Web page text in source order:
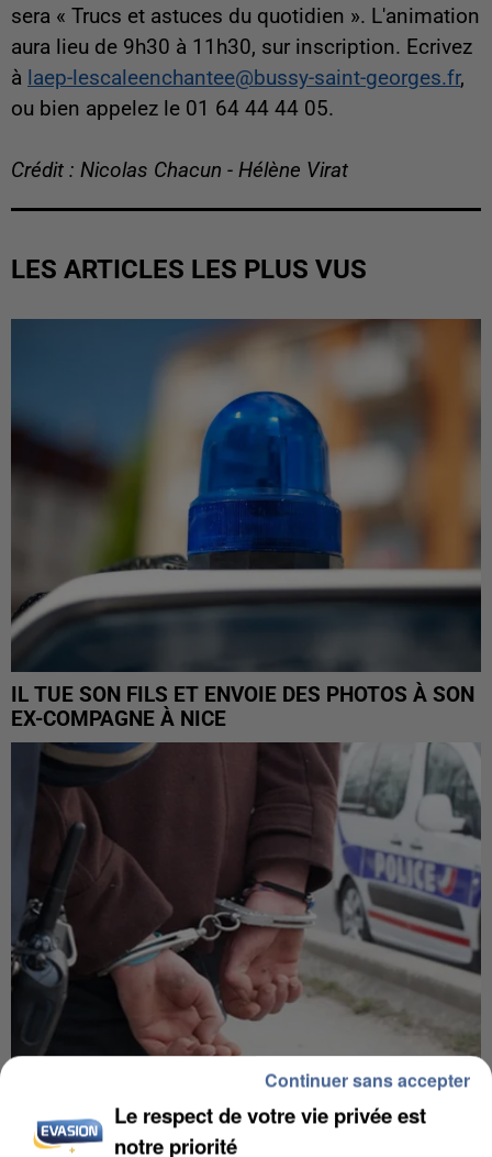
sera « Trucs et astuces du quotidien ». L'animation
aura lieu de 9h30 à 11h30, sur inscription. Ecrivez
à laep-lescaleenchantee@bussy-saint-georges.fr,
ou bien appelez le 01 64 44 44 05.
Crédit : Nicolas Chacun - Hélène Virat
LES ARTICLES LES PLUS VUS
IL TUE SON FILS ET ENVOIE DES PHOTOS À SON
EX-COMPAGNE À NICE
L’UN DES FONDATEURS SUPPOSÉS DE LA DZ
MAFIA INTERPELLÉ EN ALGÉRIE
Le respect de votre vie privée est
notre priorité
Continuer sans accepter